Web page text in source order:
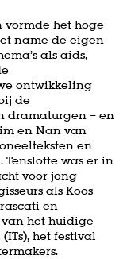
vormde het hoge
name de eigen
als aids,
ontwikkeling
de
dramaturgen – en
en Nan van
en
was er in
voor jong
als Koos
en
van het huidige
het festival